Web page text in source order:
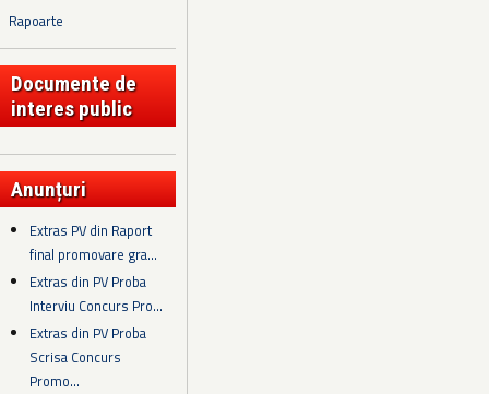
Rapoarte
Documente de
interes public
Anunțuri
Extras PV din Raport
final promovare gra...
Extras din PV Proba
Interviu Concurs Pro...
Extras din PV Proba
Scrisa Concurs
Promo...